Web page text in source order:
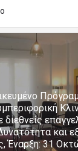
και
Έναρξη: 31